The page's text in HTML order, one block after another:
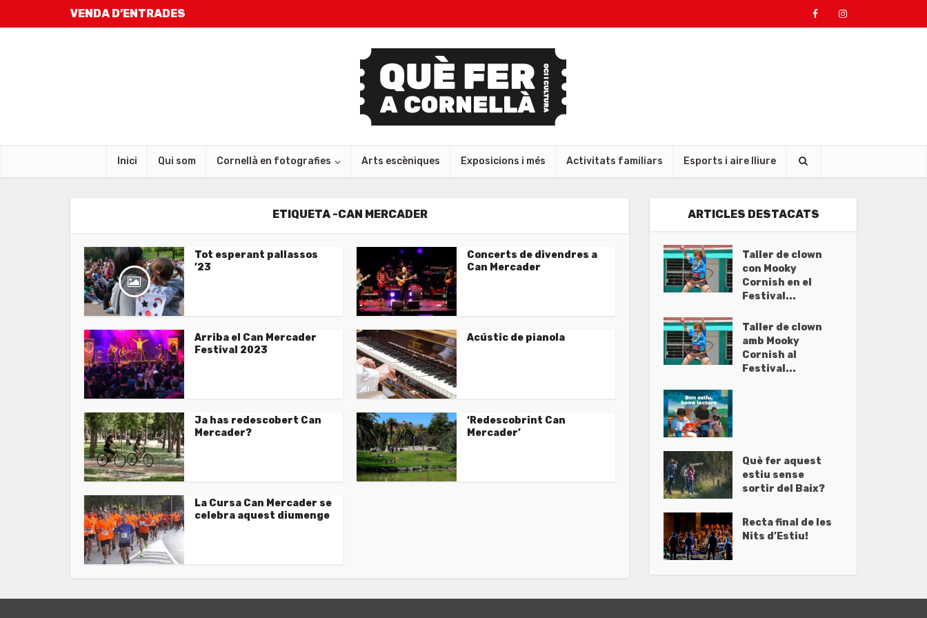
VENDA D’ENTRADES
Inici Qui som Cornellà en fotografies Arts escèniques Exposicions i més Activitats familiars Esports i aire lliure
ETIQUETA -CAN MERCADER
Tot esperant pallassos
’23
Concerts de divendres a
Can Mercader
Arriba el Can Mercader
Festival 2023
Acústic de pianola
Ja has redescobert Can
Mercader?
‘Redescobrint Can
Mercader’
La Cursa Can Mercader se
celebra aquest diumenge
ARTICLES DESTACATS
Taller de clown
con Mooky
Cornish en el
Festival...
Taller de clown
amb Mooky
Cornish al
Festival...
Què fer aquest
estiu sense
sortir del Baix?
Recta final de les
Nits d’Estiu!